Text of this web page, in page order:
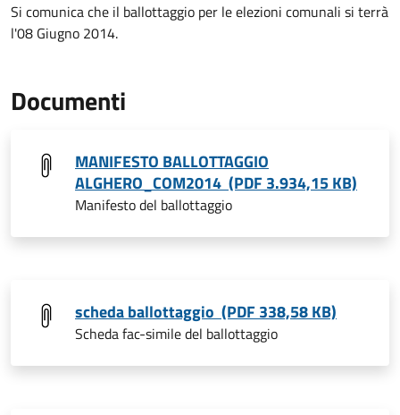
Si comunica che il ballottaggio per le elezioni comunali si terrà
l'08 Giugno 2014.
Documenti
MANIFESTO BALLOTTAGGIO
ALGHERO_COM2014 (PDF 3.934,15 KB)
Manifesto del ballottaggio
scheda ballottaggio (PDF 338,58 KB)
Scheda fac-simile del ballottaggio